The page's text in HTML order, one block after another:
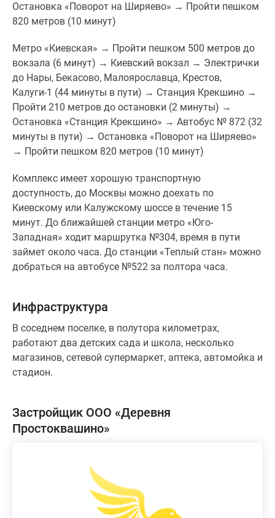
Остановка «Поворот на Ширяево» → Пройти пешком
820 метров (10 минут)
Метро «Киевская» → Пройти пешком 500 метров до
вокзала (6 минут) → Киевский вокзал → Электрички
до Нары, Бекасово, Малоярославца, Крестов,
Калуги-1 (44 минуты в пути) → Станция Крекшино →
Пройти 210 метров до остановки (2 минуты) →
Остановка «Станция Крекшино» → Автобус № 872 (32
минуты в пути) → Остановка «Поворот на Ширяево»
→ Пройти пешком 820 метров (10 минут)
Комплекс имеет хорошую транспортную
доступность, до Москвы можно доехать по
Киевскому или Калужскому шоссе в течение 15
минут. До ближайшей станции метро «Юго-
Западная» ходит маршрутка №304, время в пути
займет около часа. До станции «Теплый стан» можно
добраться на автобусе №522 за полтора часа.
Инфраструктура
В соседнем поселке, в полутора километрах,
работают два детских сада и школа, несколько
магазинов, сетевой супермаркет, аптека, автомойка и
стадион.
Застройщик ООО «Деревня
Простоквашино»